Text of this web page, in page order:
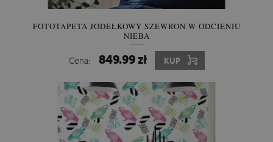
FOTOTAPETA JODEŁKOWY SZEWRON W ODCIENIU
NIEBA
Cena: 849.99 zł KUP